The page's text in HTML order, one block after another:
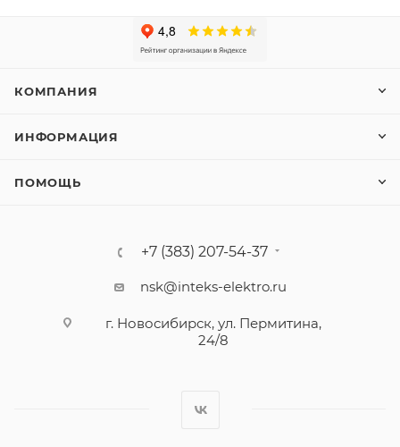
КОМПАНИЯ
ИНФОРМАЦИЯ
ПОМОЩЬ
+7 (383) 207-54-37
nsk@inteks-elektro.ru
г. Новосибирск, ул. Пермитина,
24/8